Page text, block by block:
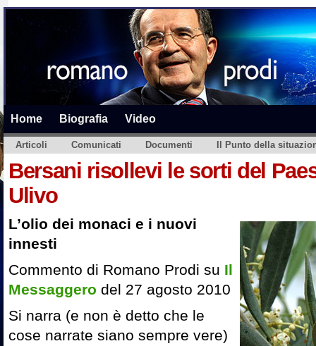
Home Biografia Video
Articoli Comunicati Documenti Il Punto della
Bersani risollevi le sorti del
Ulivo
L’olio dei monaci e i nuovi
innesti
Commento di Romano Prodi su Il
Messaggero del 27 agosto 2010
Si narra (e non è detto che le
cose narrate siano sempre vere)